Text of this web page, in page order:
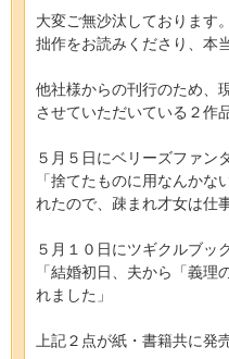
大変ご無沙汰しております。
拙作をお読みくださり、本
他社様からの刊行のため、
させていただいている２作
５月５日にベリーズファン
「捨てたものに用なんか
れたので、疎まれ才女は仕
５月１０日にツギクルブッ
「結婚初日、夫から「義理
れました」
上記２点が紙・書籍共に発